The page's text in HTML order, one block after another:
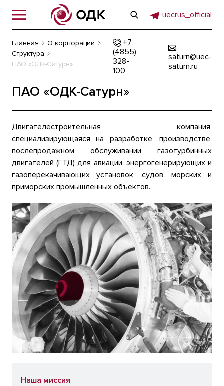
uecrus_official
Главная
О корпорации
Структура
ПАО «ОДК-Сатурн»
+7
(4855)
328-
100
saturn@uec-
saturn.ru
ПАО «ОДК-Сатурн»
Двигателестроительная компания,
специализирующаяся на разработке, производстве,
послепродажном обслуживании газотурбинных
двигателей (ГТД) для авиации, энергогенерирующих и
газоперекачивающих установок, судов, морских и
приморских промышленных объектов.
Наша миссия